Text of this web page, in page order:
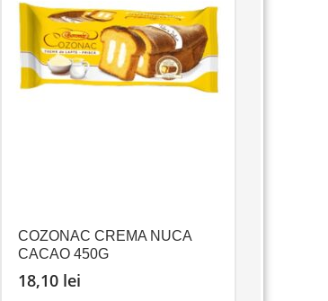
COZONAC CREMA NUCA
CACAO 450G
18,10 lei